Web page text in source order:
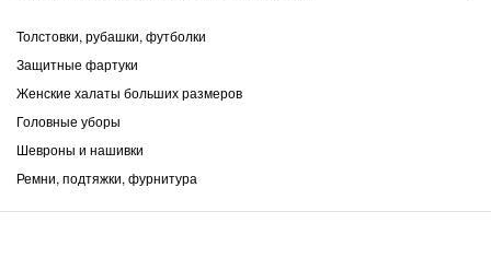
Толстовки, рубашки, футболки
Защитные фартуки
Женские халаты больших размеров
Головные уборы
Шевроны и нашивки
Ремни, подтяжки, фурнитура